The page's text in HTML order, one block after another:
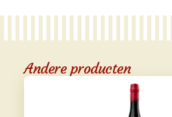
Andere producten